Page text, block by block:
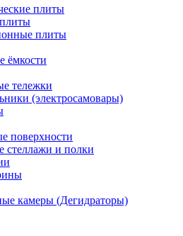
плиты
плиты
ёмкости
тележки
(электросамовары)
поверхности
стеллажи и полки
камеры (Дегидраторы)